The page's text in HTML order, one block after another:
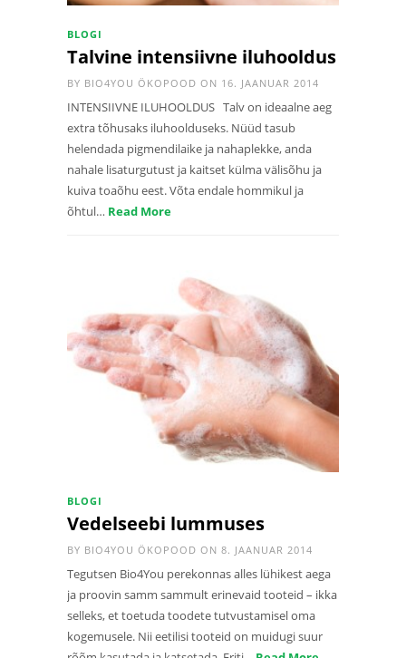
BLOGI
Talvine intensiivne iluhooldus
BY BIO4YOU ÖKOPOOD ON 16. JAANUAR 2014
INTENSIIVNE ILUHOOLDUS Talv on ideaalne aeg
extra tõhusaks iluhoolduseks. Nüüd tasub
helendada pigmendilaike ja nahaplekke, anda
nahale lisaturgutust ja kaitset külma välisõhu ja
kuiva toaõhu eest. Võta endale hommikul ja
õhtul… Read More
BLOGI
Vedelseebi lummuses
BY BIO4YOU ÖKOPOOD ON 8. JAANUAR 2014
Tegutsen Bio4You perekonnas alles lühikest aega
ja proovin samm sammult erinevaid tooteid – ikka
selleks, et toetuda toodete tutvustamisel oma
kogemusele. Nii eetilisi tooteid on muidugi suur